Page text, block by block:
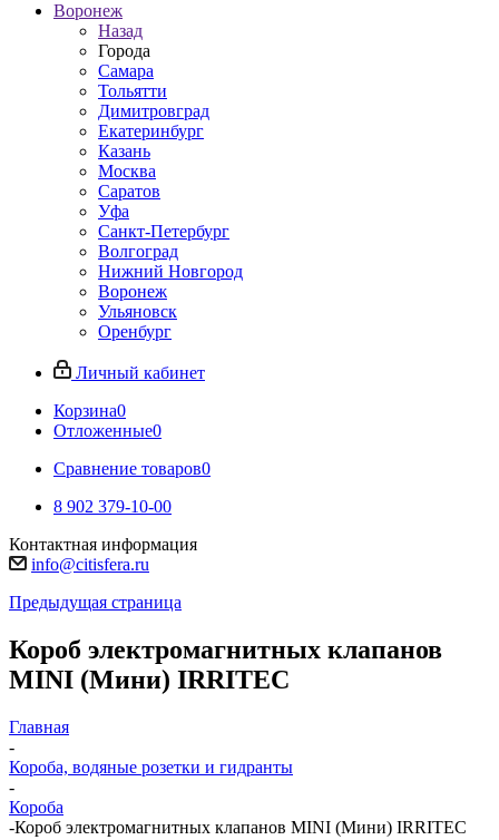
Воронеж
Назад
Города
Самара
Тольятти
Димитровград
Екатеринбург
Казань
Москва
Саратов
Уфа
Санкт-Петербург
Волгоград
Нижний Новгород
Воронеж
Ульяновск
Оренбург
Личный кабинет
Корзина0
Отложенные0
Сравнение товаров0
8 902 379-10-00
Контактная информация
info@citisfera.ru
Предыдущая страница
Короб электромагнитных клапанов
MINI (Мини) IRRITEC
Главная
-
Короба, водяные розетки и гидранты
-
Короба
-Короб электромагнитных клапанов MINI (Мини) IRRITEC